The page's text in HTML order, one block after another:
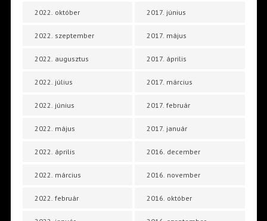
2022. október
2022. szeptember
2022. augusztus
2022. július
2022. június
2022. május
2022. április
2022. március
2022. február
2017. június
2017. május
2017. április
2017. március
2017. február
2017. január
2016. december
2016. november
2016. október